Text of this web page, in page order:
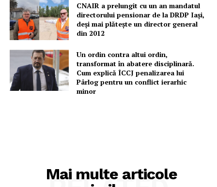
CNAIR a prelungit cu un an mandatul
directorului pensionar de la DRDP Iași,
deși mai plătește un director general
din 2012
Un ordin contra altui ordin,
transformat în abatere disciplinară.
Cum explică ÎCCJ penalizarea lui
Pârlog pentru un conflict ierarhic
minor
Mai multe articole